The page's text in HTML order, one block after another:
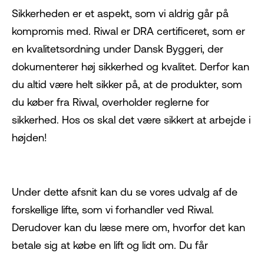
Sikkerheden er et aspekt, som vi aldrig går på
kompromis med. Riwal er DRA certificeret, som er
en kvalitetsordning under Dansk Byggeri, der
dokumenterer høj sikkerhed og kvalitet. Derfor kan
du altid være helt sikker på, at de produkter, som
du køber fra Riwal, overholder reglerne for
sikkerhed. Hos os skal det være sikkert at arbejde i
højden!
Under dette afsnit kan du se vores udvalg af de
forskellige lifte, som vi forhandler ved Riwal.
Derudover kan du læse mere om, hvorfor det kan
betale sig at købe en lift og lidt om. Du får